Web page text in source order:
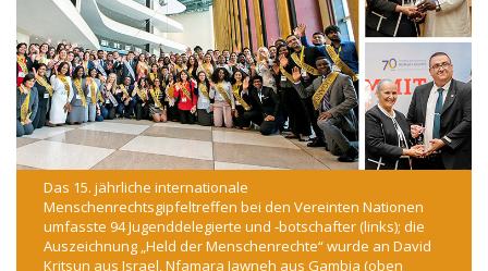
Das 15. jährliche internationale
Menschenrechtsgipfeltreffen bei den Vereinten Nationen
umfasste 94 Jugenddelegierte und ‑botschafter (links); die
Auszeichnung „Held der Menschenrechte“ wurde an David
Kritsun aus Israel, Nfamara Jawneh aus Gambia (oben